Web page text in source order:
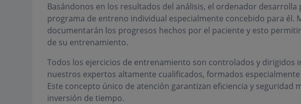
Basándonos en los resultados del análisis, el ordenador desarrolla
programa de entreno individual especialmente concebido para él.
documentarán los progresos hechos por el paciente y esto
de su entrenamiento.
Todos los ejercicios de entrenamiento son controlados y dirigidos
nuestros expertos altamente cualificados, formados
Este concepto único de atención garantizan eficiencia y seguridad
inversión de tiempo.